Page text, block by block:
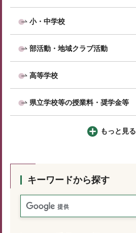
小・中学校
部活動・地域クラブ活動
高等学校
県立学校等の授業料・奨学金等
もっと見る
キーワードから探す